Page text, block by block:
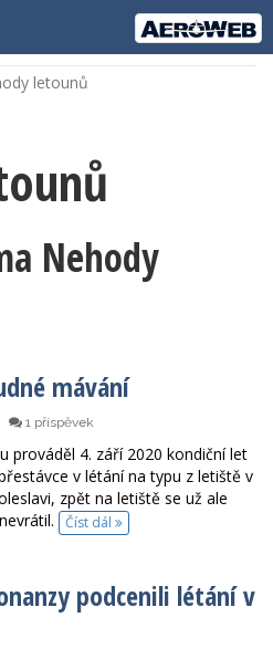
letounů
Nehody
mávání
1 příspěvek
prováděl 4. září 2020 kondiční let
v létání na typu z letiště v
zpět na letiště se už ale
Číst dál
podcenili létání v